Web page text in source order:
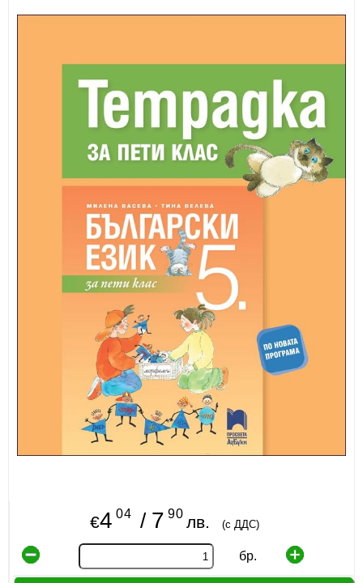
СПОРТ
МЕБЕЛИ И ОБОРУДВАНЕ
КАНЦЕЛАРСКИ МАТЕРИАЛИ
КНИГИ И УЧЕБНИЦИ
БДП
НОВИ
ПРОМОЦИИ
S.T.E.M.
ИНСТРУМЕНТИ
€4 04 / 7 90 лв. (с ДДС)
бр.